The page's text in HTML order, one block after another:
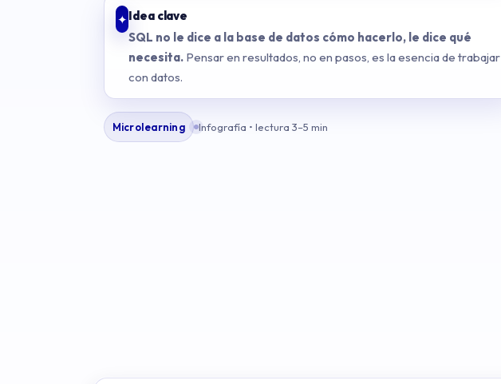
✦ Idea clave
SQL no le dice a la base de datos cómo hacerlo, le dice qué
necesita. Pensar en resultados, no en pasos, es la esencia de trabajar
con datos.
Microlearning Infografía • lectura 3–5 min